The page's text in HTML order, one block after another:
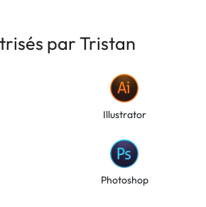
par Tristan
Illustrator
Photoshop